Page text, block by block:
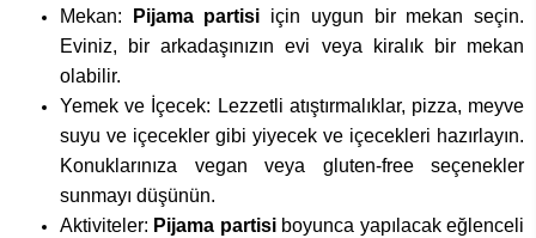
Mekan:
Pijama partisi için uygun bir mekan seçin.
Eviniz, bir arkadaşınızın evi veya kiralık bir mekan
olabilir.
Yemek ve İçecek: Lezzetli atıştırmalıklar, pizza, meyve
suyu ve içecekler gibi yiyecek ve içecekleri hazırlayın.
Konuklarınıza vegan veya gluten-free seçenekler
sunmayı düşünün.
Aktiviteler: Pijama partisiboyunca yapılacak eğlenceli